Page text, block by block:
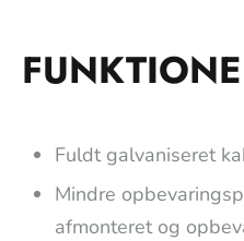
Fuldt galvaniseret
Mindre
afmonteret og